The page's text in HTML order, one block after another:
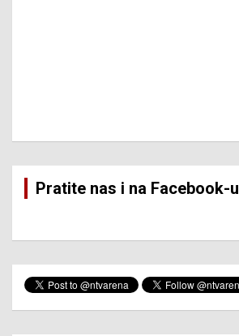
Pratite nas i na Facebook-u